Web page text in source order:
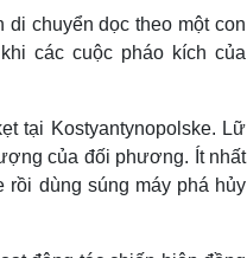
chuyển dọc theo một con
các cuộc pháo kích của
tại Kostyantynopolske. Lữ
của đối phương. Ít nhất
rồi dùng súng máy phá hủy